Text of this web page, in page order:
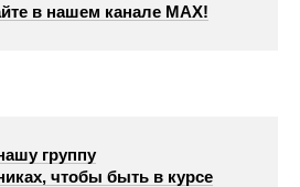
в нашем канале МАХ!
группу
чтобы быть в курсе